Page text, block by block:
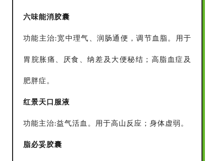
六味能消胶囊
功能主治:宽中理气、润肠通便，调节血脂。用于
胃脘胀痛、厌食、纳差及大便秘结；高脂血症及
肥胖症。
红景天口服液
功能主治:益气活血。用于高山反应；身体虚弱。
脂必妥胶囊